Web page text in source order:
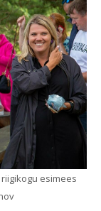
esimees